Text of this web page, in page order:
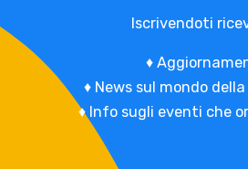
Iscrivendoti
♦
♦ News sul mondo
♦ Info sugli eventi che